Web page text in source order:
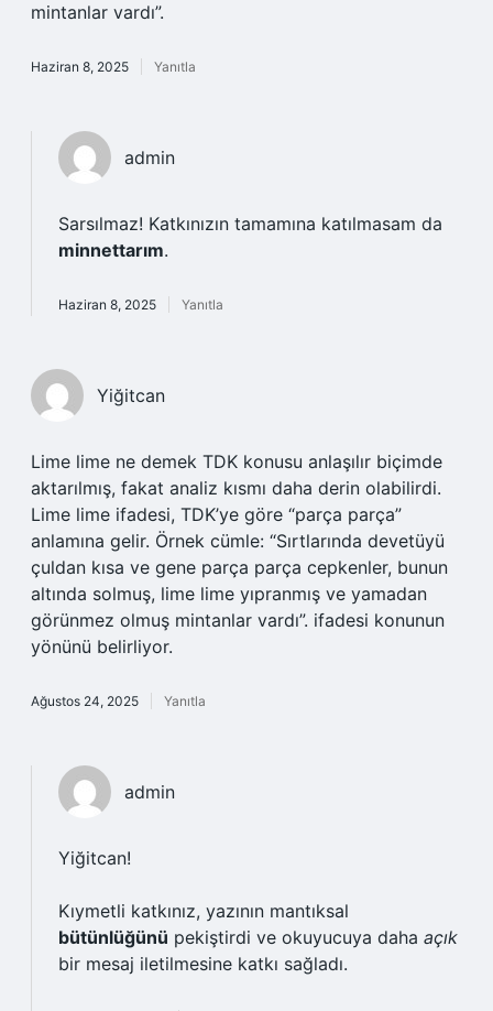
mintanlar vardı”.
Haziran 8, 2025 Yanıtla
admin
Sarsılmaz! Katkınızın tamamına katılmasam da
minnettarım.
Haziran 8, 2025 Yanıtla
Yiğitcan
Lime lime ne demek TDK konusu anlaşılır biçimde
aktarılmış, fakat analiz kısmı daha derin olabilirdi.
Lime lime ifadesi, TDK’ye göre “parça parça”
anlamına gelir. Örnek cümle: “Sırtlarında devetüyü
çuldan kısa ve gene parça parça cepkenler, bunun
altında solmuş, lime lime yıpranmış ve yamadan
görünmez olmuş mintanlar vardı”. ifadesi konunun
yönünü belirliyor.
Ağustos 24, 2025 Yanıtla
admin
Yiğitcan!
Kıymetli katkınız, yazının mantıksal
bütünlüğünü pekiştirdi ve okuyucuya daha açık
bir mesaj iletilmesine katkı sağladı.